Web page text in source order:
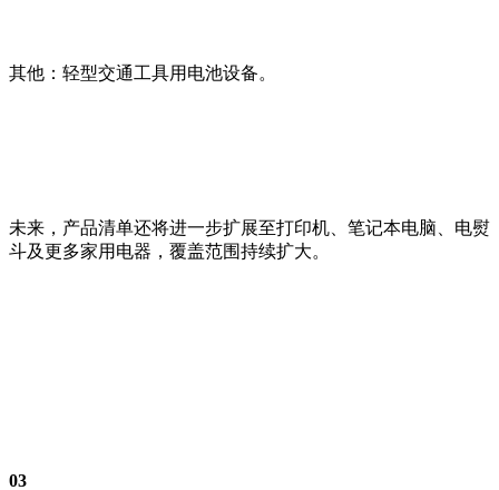
其他：轻型交通工具用电池设备。
未来，产品清单还将进一步扩展至打印机、笔记本电脑、电熨
斗及更多家用电器，覆盖范围持续扩大。
03